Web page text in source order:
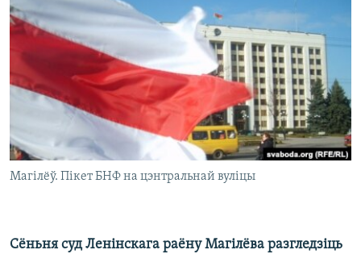
КАЛЯНДАР
НА ХВАЛЯХ СВАБОДЫ
Магілёў. Пікет БНФ на цэнтральнай вуліцы
Сёньня суд Ленінскага раёну Магілёва разгледзіць